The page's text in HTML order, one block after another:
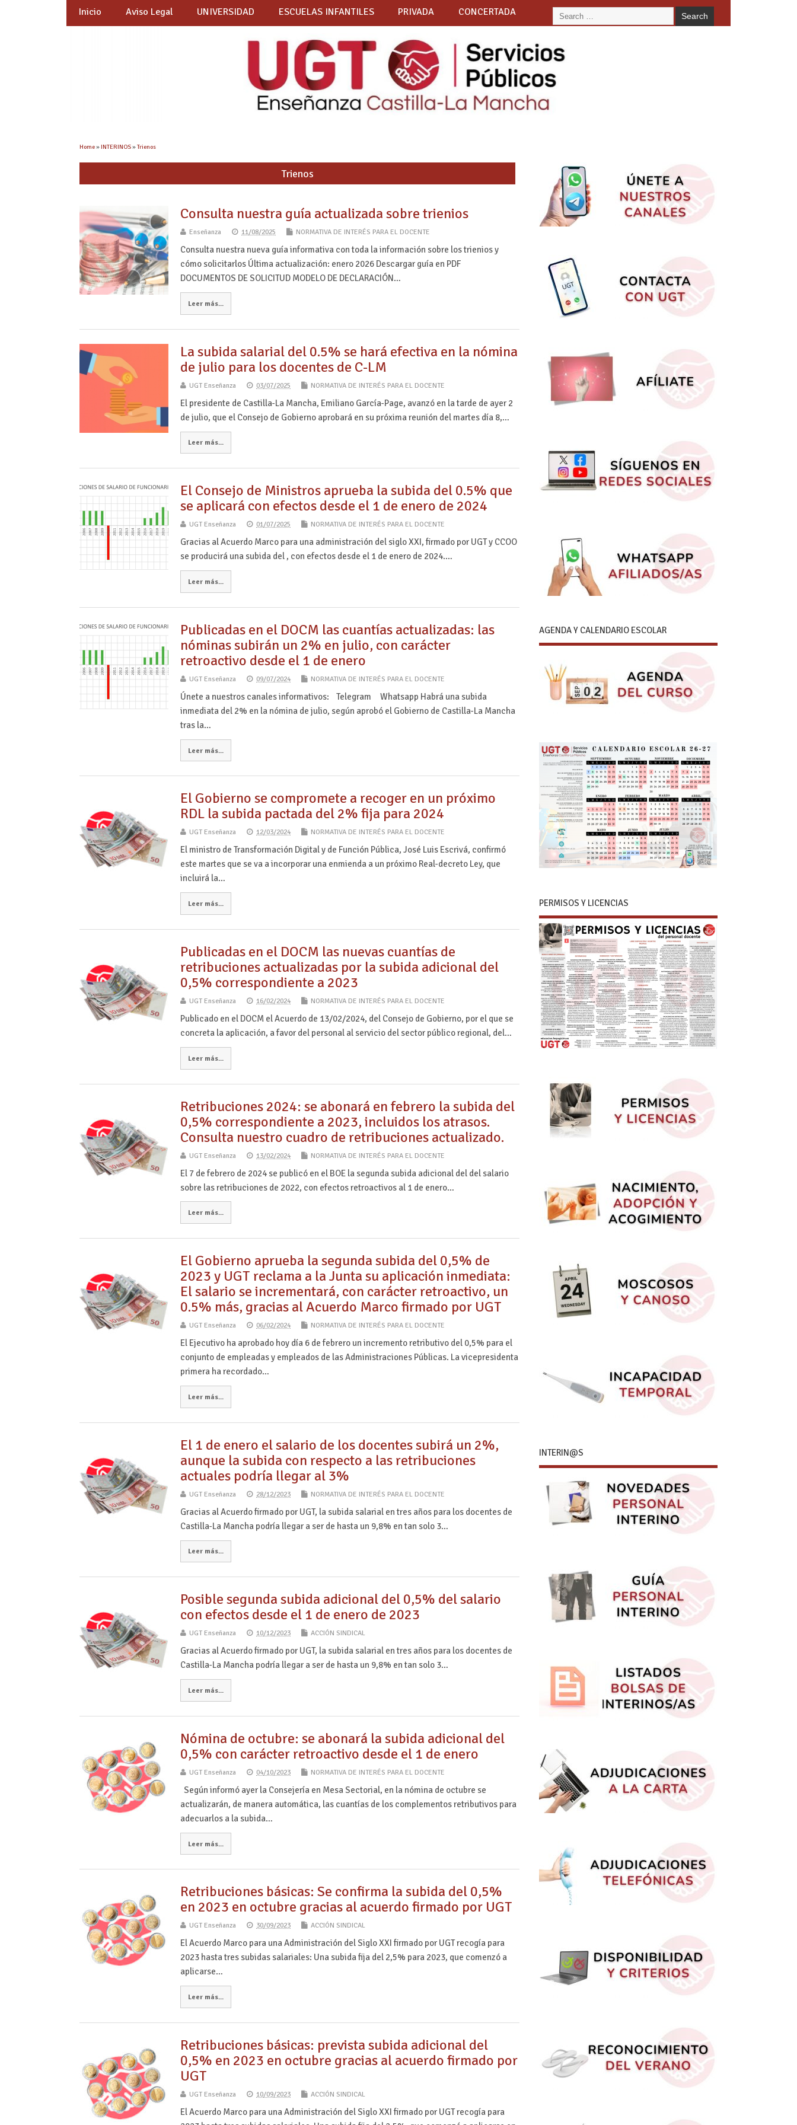
Inicio Aviso Legal UNIVERSIDAD ESCUELAS INFANTILES PRIVADA CONCERTADA
Home»INTERINOS»Trienos
Trienos
Consulta nuestra guía actualizada sobre trienios
Enseñanza 11/08/2025 NORMATIVA DE INTERÉS PARA EL DOCENTE
Consulta nuestra nueva guía informativa con toda la información sobre los trienios y
cómo solicitarlos Última actualización: enero 2026 Descargar guía en PDF
DOCUMENTOS DE SOLICITUD MODELO DE DECLARACIÓN…
Leer más...
La subida salarial del 0.5% se hará efectiva en la nómina
de julio para los docentes de C-LM
UGT Enseñanza 03/07/2025 NORMATIVA DE INTERÉS PARA EL DOCENTE
El presidente de Castilla-La Mancha, Emiliano García-Page, avanzó en la tarde de ayer 2
de julio, que el Consejo de Gobierno aprobará en su próxima reunión del martes día 8,…
Leer más...
El Consejo de Ministros aprueba la subida del 0.5% que
se aplicará con efectos desde el 1 de enero de 2024
UGT Enseñanza 01/07/2025 NORMATIVA DE INTERÉS PARA EL DOCENTE
Gracias al Acuerdo Marco para una administración del siglo XXI, firmado por UGT y CCOO
se producirá una subida del , con efectos desde el 1 de enero de 2024.…
Leer más...
Publicadas en el DOCM las cuantías actualizadas: las
nóminas subirán un 2% en julio, con carácter
retroactivo desde el 1 de enero
UGT Enseñanza 09/07/2024 NORMATIVA DE INTERÉS PARA EL DOCENTE
Únete a nuestros canales informativos: Telegram Whatsapp Habrá una subida
inmediata del 2% en la nómina de julio, según aprobó el Gobierno de Castilla-La Mancha
tras la…
Leer más...
El Gobierno se compromete a recoger en un próximo
RDL la subida pactada del 2% fija para 2024
UGT Enseñanza 12/03/2024 NORMATIVA DE INTERÉS PARA EL DOCENTE
El ministro de Transformación Digital y de Función Pública, José Luis Escrivá, confirmó
este martes que se va a incorporar una enmienda a un próximo Real-decreto Ley, que
incluirá la…
Leer más...
Publicadas en el DOCM las nuevas cuantías de
retribuciones actualizadas por la subida adicional del
0,5% correspondiente a 2023
UGT Enseñanza 16/02/2024 NORMATIVA DE INTERÉS PARA EL DOCENTE
Publicado en el DOCM el Acuerdo de 13/02/2024, del Consejo de Gobierno, por el que se
concreta la aplicación, a favor del personal al servicio del sector público regional, del…
Leer más...
Retribuciones 2024: se abonará en febrero la subida del
0,5% correspondiente a 2023, incluidos los atrasos.
Consulta nuestro cuadro de retribuciones actualizado.
UGT Enseñanza 13/02/2024 NORMATIVA DE INTERÉS PARA EL DOCENTE
El 7 de febrero de 2024 se publicó en el BOE la segunda subida adicional del del salario
sobre las retribuciones de 2022, con efectos retroactivos al 1 de enero…
Leer más...
El Gobierno aprueba la segunda subida del 0,5% de
2023 y UGT reclama a la Junta su aplicación inmediata:
El salario se incrementará, con carácter retroactivo, un
0.5% más, gracias al Acuerdo Marco firmado por UGT
UGT Enseñanza 06/02/2024 NORMATIVA DE INTERÉS PARA EL DOCENTE
El Ejecutivo ha aprobado hoy día 6 de febrero un incremento retributivo del 0,5% para el
conjunto de empleadas y empleados de las Administraciones Públicas. La vicepresidenta
primera ha recordado…
Leer más...
El 1 de enero el salario de los docentes subirá un 2%,
aunque la subida con respecto a las retribuciones
actuales podría llegar al 3%
UGT Enseñanza 28/12/2023 NORMATIVA DE INTERÉS PARA EL DOCENTE
Gracias al Acuerdo firmado por UGT, la subida salarial en tres años para los docentes de
Castilla-La Mancha podría llegar a ser de hasta un 9,8% en tan solo 3…
Leer más...
Posible segunda subida adicional del 0,5% del salario
con efectos desde el 1 de enero de 2023
UGT Enseñanza 10/12/2023 ACCIÓN SINDICAL
Gracias al Acuerdo firmado por UGT, la subida salarial en tres años para los docentes de
Castilla-La Mancha podría llegar a ser de hasta un 9,8% en tan solo 3…
Leer más...
Nómina de octubre: se abonará la subida adicional del
0,5% con carácter retroactivo desde el 1 de enero
UGT Enseñanza 04/10/2023 NORMATIVA DE INTERÉS PARA EL DOCENTE
Según informó ayer la Consejería en Mesa Sectorial, en la nómina de octubre se
actualizarán, de manera automática, las cuantías de los complementos retributivos para
adecuarlos a la subida…
Leer más...
Retribuciones básicas: Se confirma la subida del 0,5%
en 2023 en octubre gracias al acuerdo firmado por UGT
UGT Enseñanza 30/09/2023 ACCIÓN SINDICAL
El Acuerdo Marco para una Administración del Siglo XXI firmado por UGT recogía para
2023 hasta tres subidas salariales: Una subida fija del 2,5% para 2023, que comenzó a
aplicarse…
Leer más...
Retribuciones básicas: prevista subida adicional del
0,5% en 2023 en octubre gracias al acuerdo firmado por
UGT
UGT Enseñanza 10/09/2023 ACCIÓN SINDICAL
El Acuerdo Marco para una Administración del Siglo XXI firmado por UGT recogía para
AGENDA Y CALENDARIO ESCOLAR
PERMISOS Y LICENCIAS
INTERIN@S